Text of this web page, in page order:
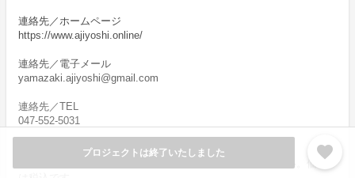
プロジェクトは終了いたしました favorite
連絡先／ホームページ
https://www.ajiyoshi.online/
連絡先／電子メール
yamazaki.ajiyoshi@gmail.com
連絡先／TEL
047-552-5031
※各プロジェクトページの「リワード代金」をご覧ください。価格